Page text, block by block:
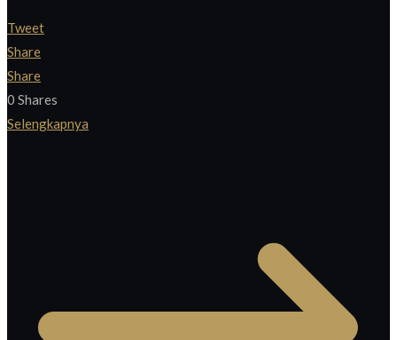
Tweet
Share
Share
0 Shares
Selengkapnya